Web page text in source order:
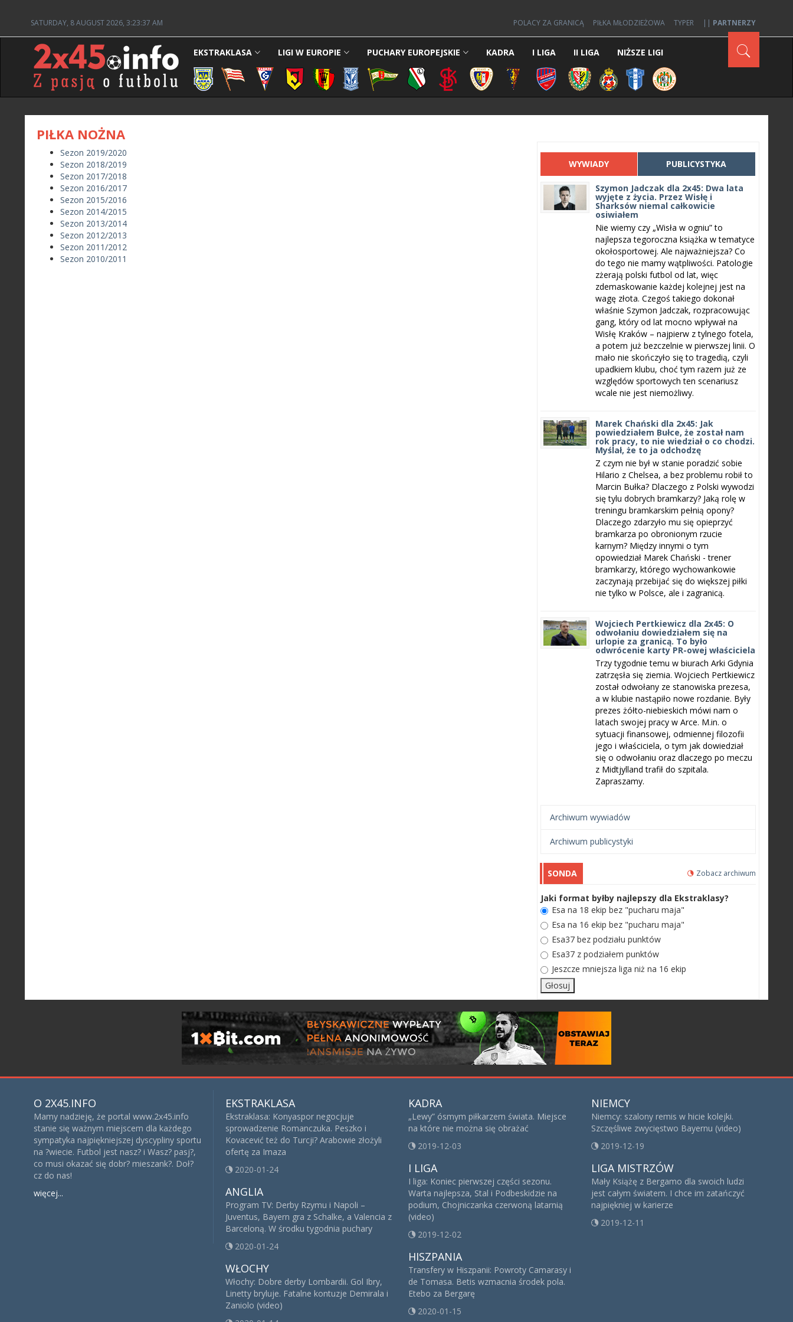
SATURDAY, 8 AUGUST 2026, 3:23:37 AM POLACY ZA GRANICĄ PIŁKA MŁODZIEŻOWA TYPER || PARTNERZY
EKSTRAKLASA LIGI W EUROPIE PUCHARY EUROPEJSKIE KADRA I LIGA II LIGA NIŻSZE LIGI
PIŁKA NOŻNA
Sezon 2019/2020
Sezon 2018/2019
Sezon 2017/2018
Sezon 2016/2017
Sezon 2015/2016
Sezon 2014/2015
Sezon 2013/2014
Sezon 2012/2013
Sezon 2011/2012
Sezon 2010/2011
WYWIADY PUBLICYSTYKA
Szymon Jadczak dla 2x45: Dwa lata
wyjęte z życia. Przez Wisłę i
Sharksów niemal całkowicie
osiwiałem
Nie wiemy czy „Wisła w ogniu” to
najlepsza tegoroczna książka w tematyce
okołosportowej. Ale najważniejsza? Co
do tego nie mamy wątpliwości. Patologie
zżerają polski futbol od lat, więc
zdemaskowanie każdej kolejnej jest na
wagę złota. Czegoś takiego dokonał
właśnie Szymon Jadczak, rozpracowując
gang, który od lat mocno wpływał na
Wisłę Kraków – najpierw z tylnego fotela,
a potem już bezczelnie w pierwszej linii. O
mało nie skończyło się to tragedią, czyli
upadkiem klubu, choć tym razem już ze
względów sportowych ten scenariusz
wcale nie jest niemożliwy.
Marek Chański dla 2x45: Jak
powiedziałem Bułce, że został nam
rok pracy, to nie wiedział o co chodzi.
Myślał, że to ja odchodzę
Z czym nie był w stanie poradzić sobie
Hilario z Chelsea, a bez problemu robił to
Marcin Bułka? Dlaczego z Polski wywodzi
się tylu dobrych bramkarzy? Jaką rolę w
treningu bramkarskim pełnią opony?
Dlaczego zdarzyło mu się opieprzyć
bramkarza po obronionym rzucie
karnym? Między innymi o tym
opowiedział Marek Chański - trener
bramkarzy, którego wychowankowie
zaczynają przebijać się do większej piłki
nie tylko w Polsce, ale i zagranicą.
Wojciech Pertkiewicz dla 2x45: O
odwołaniu dowiedziałem się na
urlopie za granicą. To było
odwrócenie karty PR-owej właściciela
Trzy tygodnie temu w biurach Arki Gdynia
zatrzęsła się ziemia. Wojciech Pertkiewicz
został odwołany ze stanowiska prezesa,
a w klubie nastąpiło nowe rozdanie. Były
prezes żółto-niebieskich mówi nam o
latach swojej pracy w Arce. M.in. o
sytuacji finansowej, odmiennej filozofii
jego i właściciela, o tym jak dowiedział
się o odwołaniu oraz dlaczego po meczu
z Midtjylland trafił do szpitala.
Zapraszamy.
Archiwum wywiadów
Archiwum publicystyki
SONDA Zobacz archiwum
Jaki format byłby najlepszy dla Ekstraklasy?
Esa na 18 ekip bez "pucharu maja"
Esa na 16 ekip bez "pucharu maja"
Esa37 bez podziału punktów
Esa37 z podziałem punktów
Jeszcze mniejsza liga niż na 16 ekip
O 2X45.INFO
Mamy nadzieję, że portal www.2x45.info
stanie się ważnym miejscem dla każdego
sympatyka najpiękniejszej dyscypliny sportu
na ?wiecie. Futbol jest nasz? i Wasz? pasj?,
co musi okazać się dobr? mieszank?. Doł?
cz do nas!
więcej...
EKSTRAKLASA
Ekstraklasa: Konyaspor negocjuje
sprowadzenie Romanczuka. Peszko i
Kovacević też do Turcji? Arabowie złożyli
ofertę za Imaza
2020-01-24
ANGLIA
Program TV: Derby Rzymu i Napoli –
Juventus, Bayern gra z Schalke, a Valencia z
Barceloną. W środku tygodnia puchary
2020-01-24
WŁOCHY
Włochy: Dobre derby Lombardii. Gol Ibry,
Linetty bryluje. Fatalne kontuzje Demirala i
Zaniolo (video)
KADRA
„Lewy” ósmym piłkarzem świata. Miejsce
na które nie można się obrażać
2019-12-03
I LIGA
I liga: Koniec pierwszej części sezonu.
Warta najlepsza, Stal i Podbeskidzie na
podium, Chojniczanka czerwoną latarnią
(video)
2019-12-02
HISZPANIA
Transfery w Hiszpanii: Powroty Camarasy i
de Tomasa. Betis wzmacnia środek pola.
Etebo za Bergarę
2020-01-15
NIEMCY
Niemcy: szalony remis w hicie kolejki.
Szczęśliwe zwycięstwo Bayernu (video)
2019-12-19
LIGA MISTRZÓW
Mały Książę z Bergamo dla swoich ludzi
jest całym światem. I chce im zatańczyć
najpiękniej w karierze
2019-12-11